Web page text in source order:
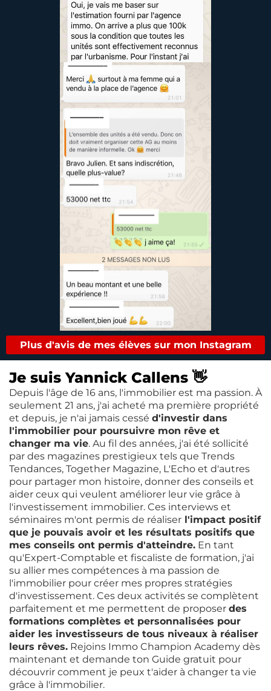
Plus d'avis de mes élèves sur mon Instagram
Je suis Yannick Callens 👋
Depuis l'âge de 16 ans, l'immobilier est ma passion. À
seulement 21 ans, j'ai acheté ma première propriété
et depuis, je n'ai jamais cessé d'investir dans
l'immobilier pour poursuivre mon rêve et
changer ma vie. Au fil des années, j'ai été sollicité
par des magazines prestigieux tels que Trends
Tendances, Together Magazine, L'Echo et d'autres
pour partager mon histoire, donner des conseils et
aider ceux qui veulent améliorer leur vie grâce à
l'investissement immobilier. Ces interviews et
séminaires m'ont permis de réaliser l'impact positif
que je pouvais avoir et les résultats positifs que
mes conseils ont permis d'atteindre. En tant
qu'Expert-Comptable et fiscaliste de formation, j'ai
su allier mes compétences à ma passion de
l'immobilier pour créer mes propres stratégies
d'investissement. Ces deux activités se complètent
parfaitement et me permettent de proposer des
formations complètes et personnalisées pour
aider les investisseurs de tous niveaux à réaliser
leurs rêves. Rejoins Immo Champion Academy dès
maintenant et demande ton Guide gratuit pour
découvrir comment je peux t'aider à changer ta vie
grâce à l'immobilier.